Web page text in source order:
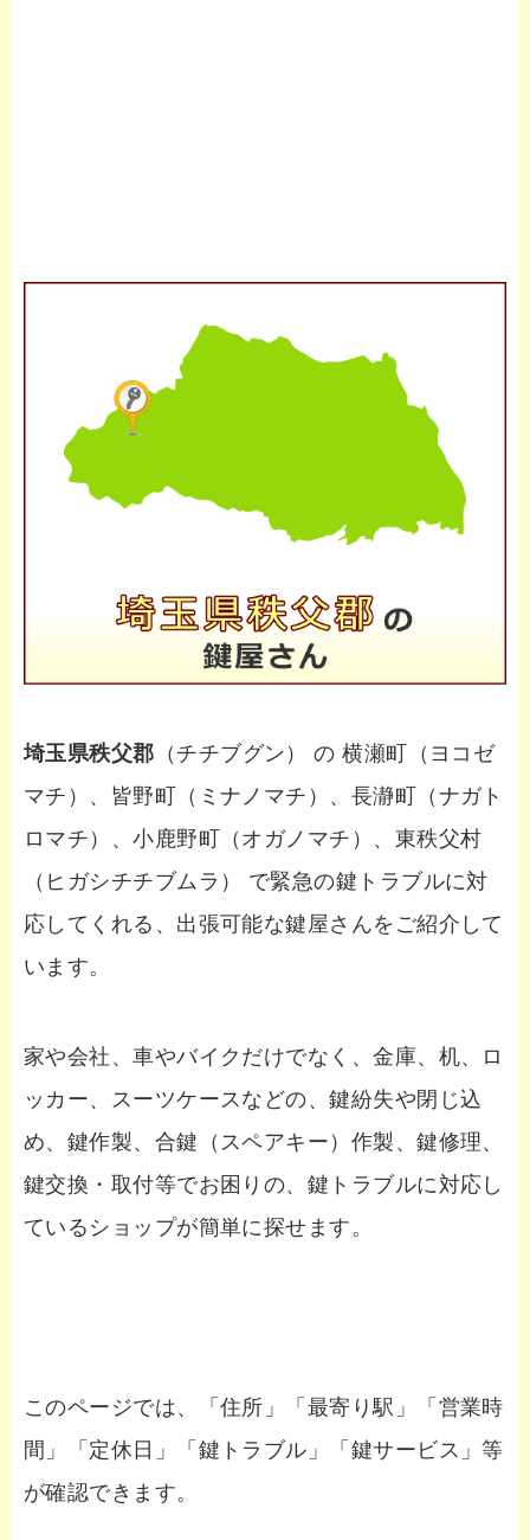
埼玉県秩父郡 （チチブグン） の 横瀬町（ヨコゼ
マチ）、皆野町（ミナノマチ）、長瀞町（ナガト
ロマチ）、小鹿野町（オガノマチ）、東秩父村
（ヒガシチチブムラ） で緊急の鍵トラブルに対
応してくれる、出張可能な鍵屋さんをご紹介して
います。
家や会社、車やバイクだけでなく、金庫、机、ロ
ッカー、スーツケースなどの、鍵紛失や閉じ込
め、鍵作製、合鍵（スペアキー）作製、鍵修理、
鍵交換・取付等でお困りの、鍵トラブルに対応し
ているショップが簡単に探せます。
このページでは、「住所」「最寄り駅」「営業時
間」「定休日」「鍵トラブル」「鍵サービス」等
が確認できます。